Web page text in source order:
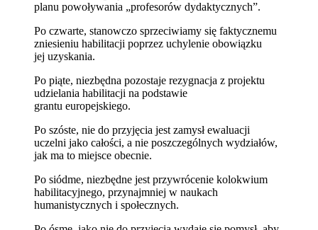
planu powoływania „profesorów dydaktycznych”.
Po czwarte, stanowczo sprzeciwiamy się faktycznemu
zniesieniu habilitacji poprzez uchylenie obowiązku
jej uzyskania.
Po piąte, niezbędna pozostaje rezygnacja z projektu
udzielania habilitacji na podstawie
grantu europejskiego.
Po szóste, nie do przyjęcia jest zamysł ewaluacji
uczelni jako całości, a nie poszczególnych wydziałów,
jak ma to miejsce obecnie.
Po siódme, niezbędne jest przywrócenie kolokwium
habilitacyjnego, przynajmniej w naukach
humanistycznych i społecznych.